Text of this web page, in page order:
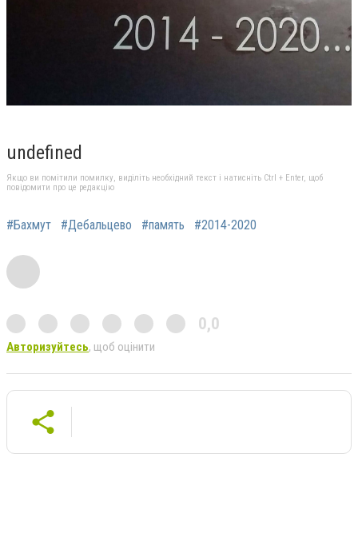
undefined
Якщо ви помітили помилку, виділіть необхідний текст і натисніть Ctrl + Enter, щоб
повідомити про це редакцію
#Бахмут #Дебальцево #память #2014-2020
0,0
Авторизуйтесь, щоб оцінити